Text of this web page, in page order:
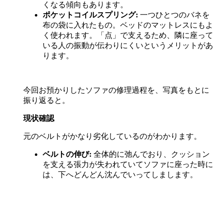
くなる傾向もあります。
ポケットコイルスプリング: 一つひとつのバネを
布の袋に入れたもの。ベッドのマットレスにもよ
く使われます。「点」で支えるため、隣に座って
いる人の振動が伝わりにくいというメリットがあ
ります。
今回お預かりしたソファの修理過程を、写真をもとに
振り返ると。
現状確認
元のベルトがかなり劣化しているのがわかります。
ベルトの伸び: 全体的に弛んでおり、クッション
を支える張力が失われていてソファに座った時に
は、下へどんどん沈んでいってしまします。